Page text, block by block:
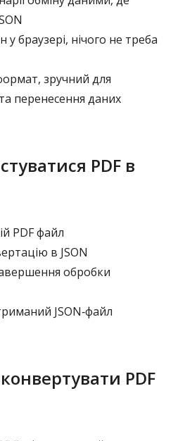
браузері, нічого не треба
зручний для
перенесення даних
PDF в
PDF файл
в JSON
обробки
JSON‑файл
PDF